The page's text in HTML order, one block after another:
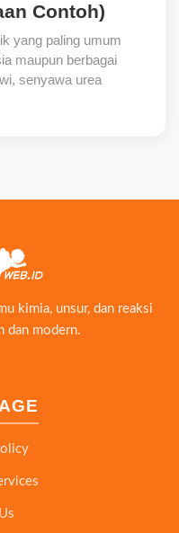
Karakteristik, Kegunaan Contoh)
yang paling umum
maupun berbagai
senyawa urea
kimia, unsur, dan reaksi
dan modern.